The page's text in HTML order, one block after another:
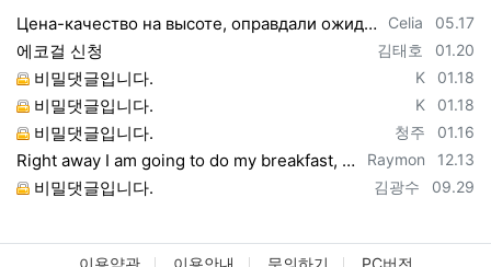
등록자
Celia 등록일
05.17
Цена-качество на высоте, оправдали ожидания https://vpncheburnet.top/
등록자
김태호 등록일
01.20
에코걸 신청
등록자
K 등록일
01.18
비밀댓글입니다.
등록자
K 등록일
01.18
비밀댓글입니다.
등록자
청주 등록일
01.16
비밀댓글입니다.
등록자
Raymon 등록일
12.13
Right away I am going to do my breakfast, once having my breakfast coming yet ag…
등록자
김광수 등록일
09.29
비밀댓글입니다.